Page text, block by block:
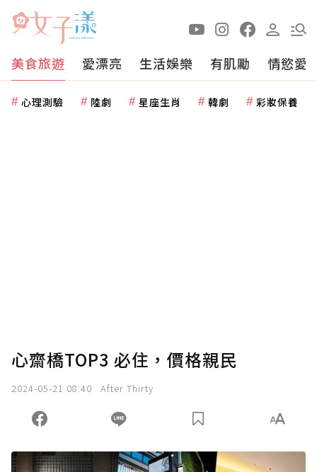
美食旅遊 愛漂亮 生活娛樂 有肌勵 情慾愛
心理測驗 陸劇 星座生肖 韓劇 彩妝保養
心齋橋TOP3 必住，價格親民
2024-05-21 08:40 After Thirty